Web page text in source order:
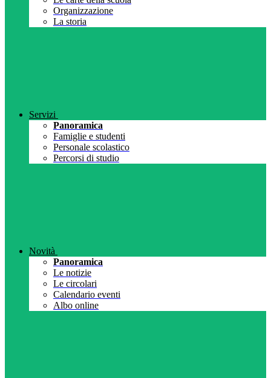
Organizzazione
La storia
Servizi
Panoramica
Famiglie e studenti
Personale scolastico
Percorsi di studio
Novità
Panoramica
Le notizie
Le circolari
Calendario eventi
Albo online